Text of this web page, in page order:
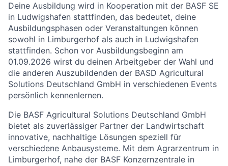
Deine Ausbildung wird in Kooperation mit der BASF SE
in Ludwigshafen stattfinden, das bedeutet, deine
Ausbildungsphasen oder Veranstaltungen können
sowohl in Limburgerhof als auch in Ludwigshafen
stattfinden. Schon vor Ausbildungsbeginn am
01.09.2026 wirst du deinen Arbeitgeber der Wahl und
die anderen Auszubildenden der BASD Agricultural
Solutions Deutschland GmbH in verschiedenen Events
persönlich kennenlernen.
Die BASF Agricultural Solutions Deutschland GmbH
bietet als zuverlässiger Partner der Landwirtschaft
innovative, nachhaltige Lösungen speziell für
verschiedene Anbausysteme. Mit dem Agrarzentrum in
Limburgerhof, nahe der BASF Konzernzentrale in